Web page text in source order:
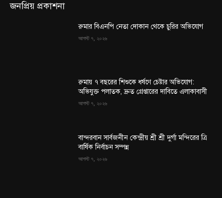
জনপ্রিয় প্রকাশনা
রুমার বিএনপি নেতা দোকান থেকে চুরির অভিযোগ
আগস্ট ৭, ২০২৬
রুমায় ৭ বছরের শিশুকে ধর্ষণে চেষ্টার অভিযোগ:
অভিযুক্ত পলাতক, দ্রুত গ্রেপ্তারের দাবিতে এলাকাবাসী
আগস্ট ৭, ২০২৬
বান্দরবান সার্বজনীন কেন্দ্রীয় শ্রী শ্রী দুর্গা মন্দিরের ত্রি
বার্ষিক নির্বাচন সম্পন্ন
আগস্ট ৭, ২০২৬